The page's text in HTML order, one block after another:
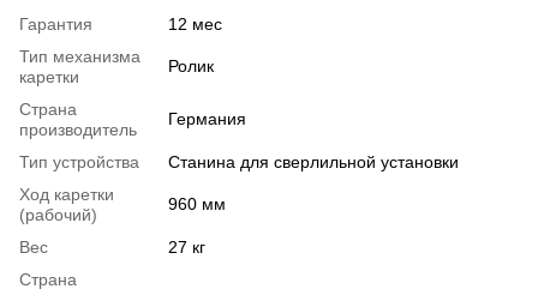
Гарантия
12 мес
Тип механизма
каретки
Ролик
Страна
производитель
Германия
Тип устройства
Станина для сверлильной установки
Ход каретки
(рабочий)
960 мм
Вес
27 кг
Страна